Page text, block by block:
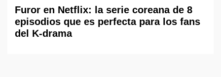
Furor en Netflix: la serie coreana de 8
episodios que es perfecta para los fans
del K-drama